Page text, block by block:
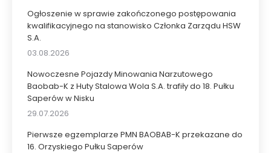
Ogłoszenie w sprawie zakończonego postępowania
kwalifikacyjnego na stanowisko Członka Zarządu HSW
S.A.
03.08.2026
Nowoczesne Pojazdy Minowania Narzutowego
Baobab-K z Huty Stalowa Wola S.A. trafiły do 18. Pułku
Saperów w Nisku
29.07.2026
Pierwsze egzemplarze PMN BAOBAB-K przekazane do
16. Orzyskiego Pułku Saperów